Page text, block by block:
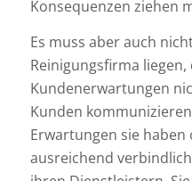
Konsequenzen ziehen
Es muss aber auch
Reinigungsfirma liegen,
Kundenerwartungen
Kunden
Erwartungen sie
ausreichend